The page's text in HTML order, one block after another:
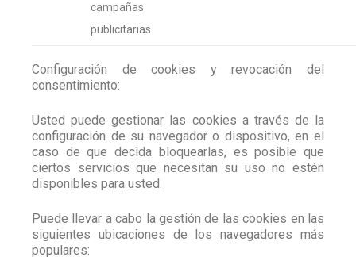
campañas
publicitarias
Configuración de cookies y revocación del
consentimiento:
Usted puede gestionar las cookies a través de la
configuración de su navegador o dispositivo, en el
caso de que decida bloquearlas, es posible que
ciertos servicios que necesitan su uso no estén
disponibles para usted.
Puede llevar a cabo la gestión de las cookies en las
siguientes ubicaciones de los navegadores más
populares: